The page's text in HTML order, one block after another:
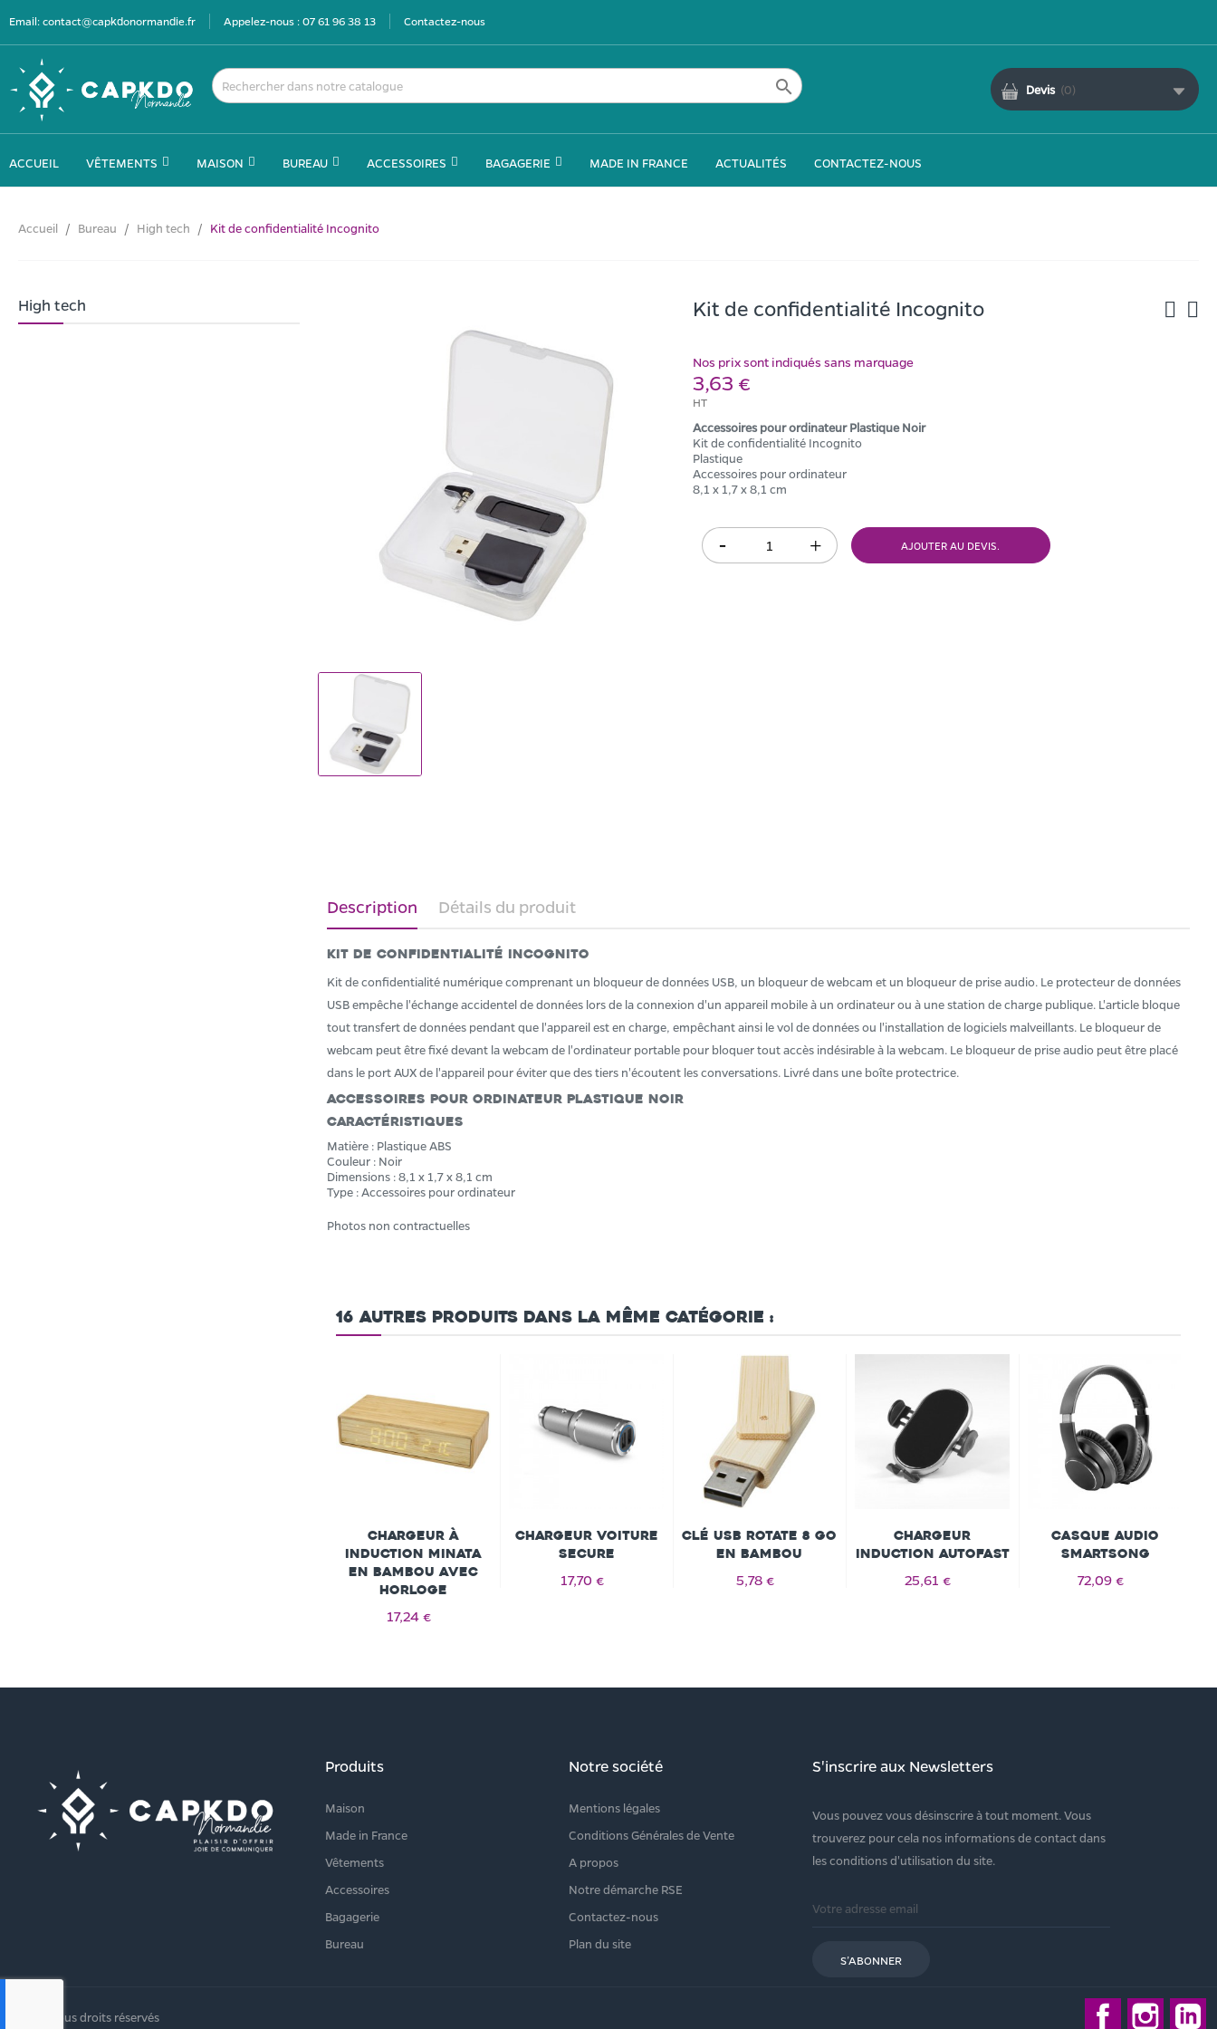
Email:contact@capkdonormandie.fr Appelez-nous :07 61 96 38 13 Contactez-nous
 Devis (0)
ACCUEIL VÊTEMENTS MAISON BUREAU ACCESSOIRES BAGAGERIE MADE IN FRANCE ACTUALITÉS CONTACTEZ-NOUS
Accueil Bureau High tech Kit de confidentialité Incognito
High tech Kit de confidentialité Incognito
Nos prix sont indiqués sans marquage
3,63 €
HT
Accessoires pour ordinateur Plastique Noir
Kit de confidentialité Incognito
Plastique
Accessoires pour ordinateur
8,1 x 1,7 x 8,1 cm
AJOUTER AU DEVIS.
Description Détails du produit
Kit de confidentialité Incognito
Kit de confidentialité numérique comprenant un bloqueur de données USB, un bloqueur de webcam et un bloqueur de prise audio. Le protecteur de données
USB empêche l'échange accidentel de données lors de la connexion d'un appareil mobile à un ordinateur ou à une station de charge publique. L'article bloque
tout transfert de données pendant que l'appareil est en charge, empêchant ainsi le vol de données ou l'installation de logiciels malveillants. Le bloqueur de
webcam peut être fixé devant la webcam de l'ordinateur portable pour bloquer tout accès indésirable à la webcam. Le bloqueur de prise audio peut être placé
dans le port AUX de l'appareil pour éviter que des tiers n'écoutent les conversations. Livré dans une boîte protectrice.
Accessoires pour ordinateur Plastique Noir
Caractéristiques
Matière : Plastique ABS
Couleur : Noir
Dimensions : 8,1 x 1,7 x 8,1 cm
Type : Accessoires pour ordinateur
Photos non contractuelles
16 autres produits dans la même catégorie :
Chargeur à
induction Minata
en bambou avec
horloge
17,24 €
Chargeur voiture
SECURE
17,70 €
Clé USB Rotate 8 Go
en bambou
5,78 €
Chargeur
induction AUTOFAST
25,61 €
Casque audio
SMARTSONG
72,09 €
Produits
Maison
Made in France
Vêtements
Accessoires
Bagagerie
Bureau
Notre société
Mentions légales
Conditions Générales de Vente
A propos
Notre démarche RSE
Contactez-nous
Plan du site
S'inscrire aux Newsletters
Vous pouvez vous désinscrire à tout moment. Vous
trouverez pour cela nos informations de contact dans
les conditions d'utilisation du site.
© 2024 Tous droits réservés Facebook